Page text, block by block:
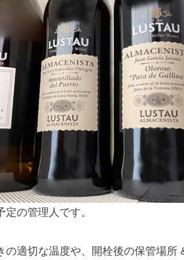
の管理人です。
の適切な温度や、開栓後の保管場所